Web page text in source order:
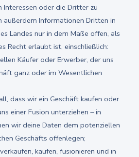
Interessen oder die Dritter zu
außerdem Informationen Dritten in
Landes nur in dem Maße offen, als
Recht erlaubt ist, einschließlich:
Käufer oder Erwerber, der uns
ganz oder im Wesentlichen
dass wir ein Geschäft kaufen oder
einer Fusion unterziehen – in
wir deine Daten dem potenziellen
Geschäfts offenlegen;
kaufen, fusionieren und in